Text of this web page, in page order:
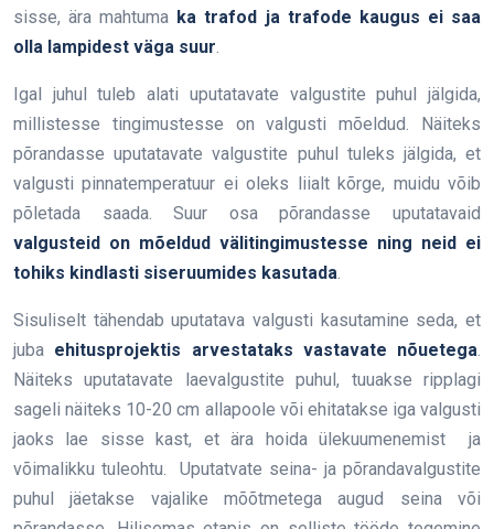
sisse, ära mahtuma ka trafod ja trafode kaugus ei saa
olla lampidest väga suur.
Igal juhul tuleb alati uputatavate valgustite puhul jälgida,
millistesse tingimustesse on valgusti mõeldud. Näiteks
põrandasse uputatavate valgustite puhul tuleks jälgida, et
valgusti pinnatemperatuur ei oleks liialt kõrge, muidu võib
põletada saada. Suur osa põrandasse uputatavaid
valgusteid on mõeldud välitingimustesse ning neid ei
tohiks kindlasti siseruumides kasutada.
Sisuliselt tähendab uputatava valgusti kasutamine seda, et
juba ehitusprojektis arvestataks vastavate nõuetega.
Näiteks uputatavate laevalgustite puhul, tuuakse ripplagi
sageli näiteks 10-20 cm allapoole või ehitatakse iga valgusti
jaoks lae sisse kast, et ära hoida ülekuumenemist ja
võimalikku tuleohtu. Uputatvate seina- ja põrandavalgustite
puhul jäetakse vajalike mõõtmetega augud seina või